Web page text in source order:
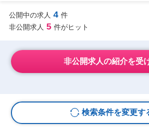
公開中の求人 4 件
非公開求人 5 件がヒット
非公開求人の紹介を受
検索条件を変更す